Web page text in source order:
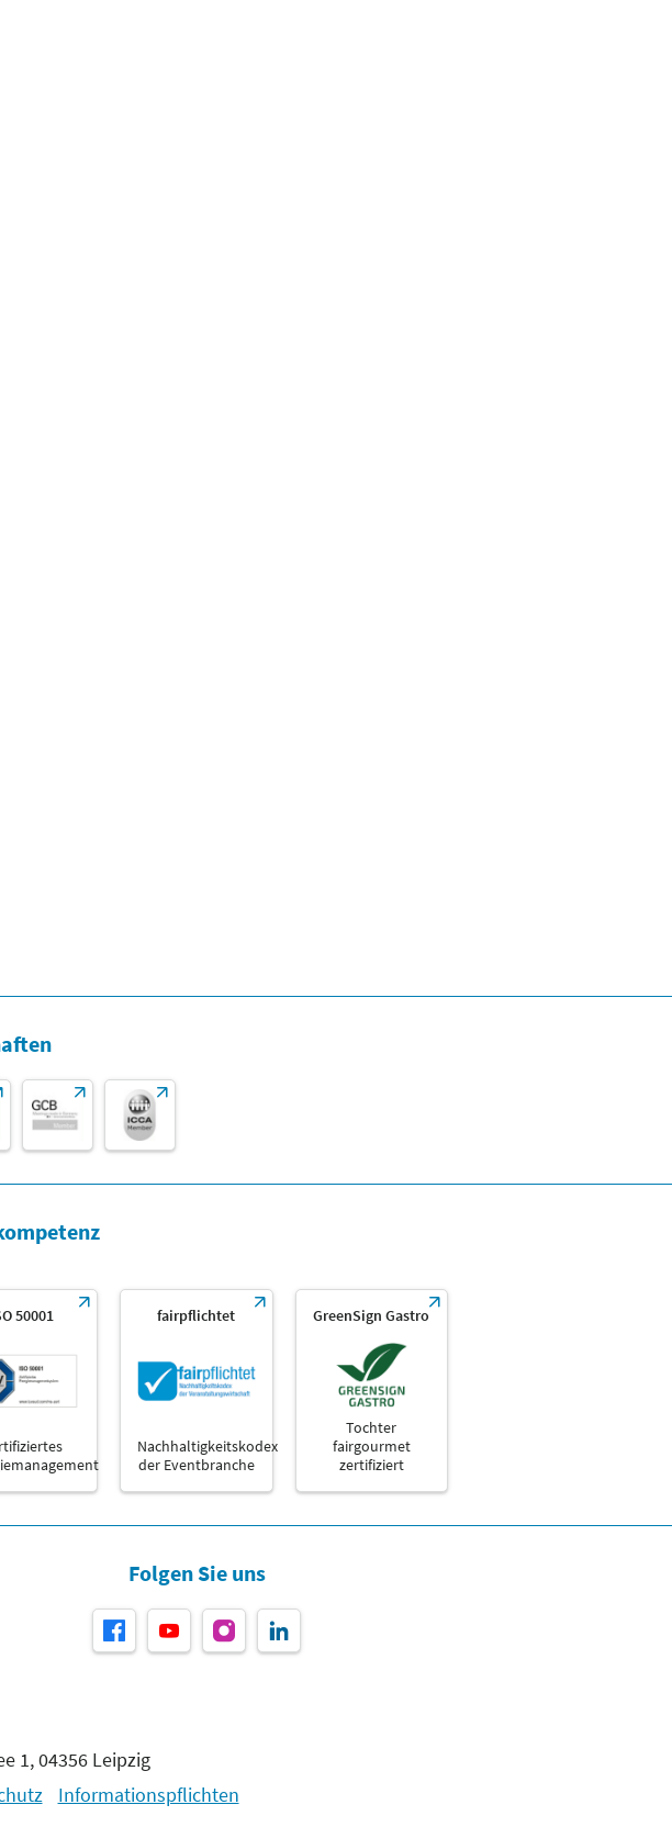
50001 fairpflichtet
Nachhaltigkeitskodex
der Eventbranche
GreenSign Gastro
Tochter
fairgourmet
zertifiziert
Folgen Sie uns
1, 04356 Leipzig
Informationspflichten